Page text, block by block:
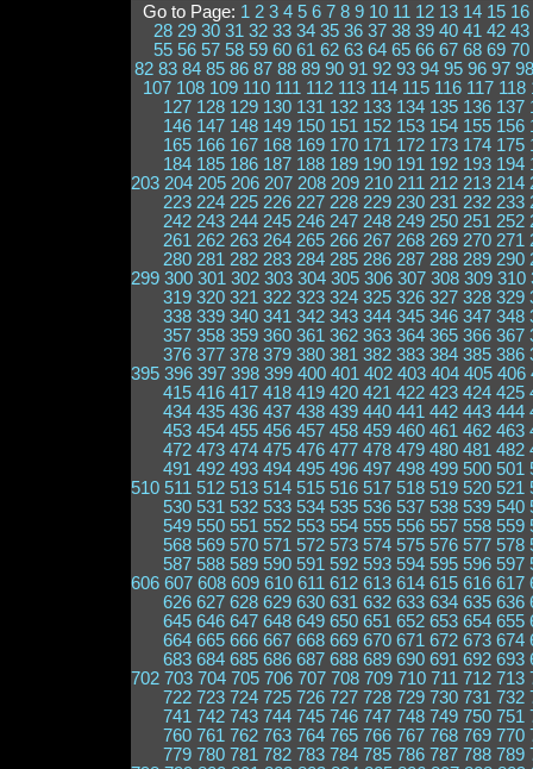
Go to Page: 1 2 3 4 5 6 7 8 9 10 11 12 13 14 15 16
28 29 30 31 32 33 34 35 36 37 38 39 40 41 42 43
55 56 57 58 59 60 61 62 63 64 65 66 67 68 69 70
82 83 84 85 86 87 88 89 90 91 92 93 94 95 96 97 98
107 108 109 110 111 112 113 114 115 116 117 118
127 128 129 130 131 132 133 134 135 136 137
146 147 148 149 150 151 152 153 154 155 156
165 166 167 168 169 170 171 172 173 174 175
184 185 186 187 188 189 190 191 192 193 194
203 204 205 206 207 208 209 210 211 212 213 214
223 224 225 226 227 228 229 230 231 232 233
242 243 244 245 246 247 248 249 250 251 252
261 262 263 264 265 266 267 268 269 270 271
280 281 282 283 284 285 286 287 288 289 290
299 300 301 302 303 304 305 306 307 308 309 310
319 320 321 322 323 324 325 326 327 328 329
338 339 340 341 342 343 344 345 346 347 348
357 358 359 360 361 362 363 364 365 366 367
376 377 378 379 380 381 382 383 384 385 386
395 396 397 398 399 400 401 402 403 404 405 406
415 416 417 418 419 420 421 422 423 424 425
434 435 436 437 438 439 440 441 442 443 444
453 454 455 456 457 458 459 460 461 462 463
472 473 474 475 476 477 478 479 480 481 482
491 492 493 494 495 496 497 498 499 500 501
510 511 512 513 514 515 516 517 518 519 520 521
530 531 532 533 534 535 536 537 538 539 540
549 550 551 552 553 554 555 556 557 558 559
568 569 570 571 572 573 574 575 576 577 578
587 588 589 590 591 592 593 594 595 596 597
606 607 608 609 610 611 612 613 614 615 616 617
626 627 628 629 630 631 632 633 634 635 636
645 646 647 648 649 650 651 652 653 654 655
664 665 666 667 668 669 670 671 672 673 674
683 684 685 686 687 688 689 690 691 692 693
702 703 704 705 706 707 708 709 710 711 712 713
722 723 724 725 726 727 728 729 730 731 732
741 742 743 744 745 746 747 748 749 750 751
760 761 762 763 764 765 766 767 768 769 770
779 780 781 782 783 784 785 786 787 788 789